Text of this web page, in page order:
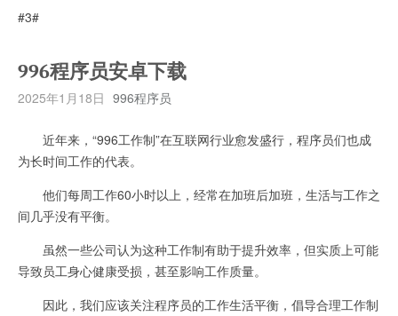
#3#
996程序员安卓下载
2025年1月18日 996程序员
近年来，“996工作制”在互联网行业愈发盛行，程序员们也成
为长时间工作的代表。
他们每周工作60小时以上，经常在加班后加班，生活与工作之
间几乎没有平衡。
虽然一些公司认为这种工作制有助于提升效率，但实质上可能
导致员工身心健康受损，甚至影响工作质量。
因此，我们应该关注程序员的工作生活平衡，倡导合理工作制